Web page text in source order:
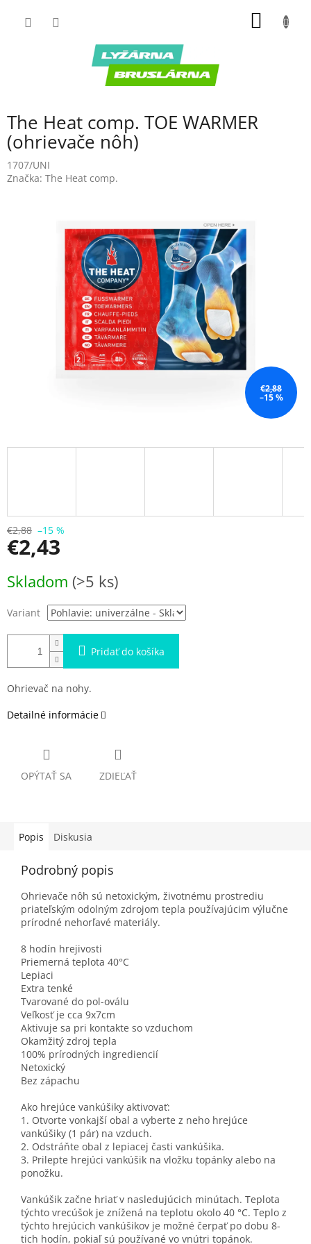
The Heat comp. TOE WARMER
(ohrievače nôh)
1707/UNI
Značka: The Heat comp.
€2,88
–15 %
€2,88 –15 %
€2,43
cena:
Skladom (>5 ks)
Variant
Pridať do košíka
Ohrievač na nohy.
Detailné informácie
OPÝTAŤ SA ZDIEĽAŤ
Popis Diskusia
Podrobný popis
Ohrievače nôh sú netoxickým, životnému prostrediu
priateľským odolným zdrojom tepla používajúcim výlučne
prírodné nehorľavé materiály.
8 hodín hrejivosti
Priemerná teplota 40°C
Lepiaci
Extra tenké
Tvarované do pol-oválu
Veľkosť je cca 9x7cm
Aktivuje sa pri kontakte so vzduchom
Okamžitý zdroj tepla
100% prírodných ingrediencií
Netoxický
Bez zápachu
Ako hrejúce vankúšiky aktivovať:
1. Otvorte vonkajší obal a vyberte z neho hrejúce
vankúšiky (1 pár) na vzduch.
2. Odstráňte obal z lepiacej časti vankúšika.
3. Prilepte hrejúci vankúšik na vložku topánky alebo na
ponožku.
Vankúšik začne hriať v nasledujúcich minútach. Teplota
týchto vrecúšok je znížená na teplotu okolo 40 °C. Teplo z
týchto hrejúcich vankúšikov je možné čerpať po dobu 8-
tich hodín, pokiaľ sú používané vo vnútri topánok.